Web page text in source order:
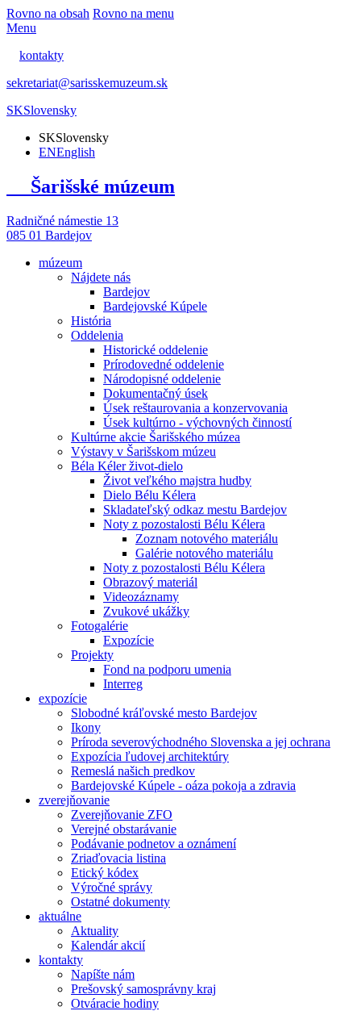
Rovno na obsah Rovno na menu
Menu
kontakty
sekretariat@sarisskemuzeum.sk
SKSlovensky
SKSlovensky
ENEnglish
Šarišské múzeum
Radničné námestie 13
085 01 Bardejov
múzeum
Nájdete nás
Bardejov
Bardejovské Kúpele
História
Oddelenia
Historické oddelenie
Prírodovedné oddelenie
Národopisné oddelenie
Dokumentačný úsek
Úsek reštaurovania a konzervovania
Úsek kultúrno - výchovných činností
Kultúrne akcie Šarišského múzea
Výstavy v Šarišskom múzeu
Béla Kéler život-dielo
Život veľkého majstra hudby
Dielo Bélu Kélera
Skladateľský odkaz mestu Bardejov
Noty z pozostalosti Bélu Kélera
Zoznam notového materiálu
Galérie notového materiálu
Noty z pozostalosti Bélu Kélera
Obrazový materiál
Videozáznamy
Zvukové ukážky
Fotogalérie
Expozície
Projekty
Fond na podporu umenia
Interreg
expozície
Slobodné kráľovské mesto Bardejov
Ikony
Príroda severovýchodného Slovenska a jej ochrana
Expozícia ľudovej architektúry
Remeslá našich predkov
Bardejovské Kúpele - oáza pokoja a zdravia
zverejňovanie
Zverejňovanie ZFO
Verejné obstarávanie
Podávanie podnetov a oznámení
Zriaďovacia listina
Etický kódex
Výročné správy
Ostatné dokumenty
aktuálne
Aktuality
Kalendár akcií
kontakty
Napíšte nám
Prešovský samosprávny kraj
Otváracie hodiny